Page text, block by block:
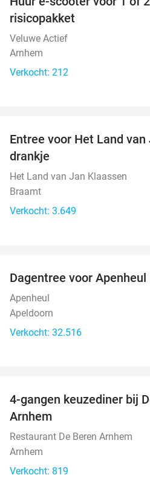
risicopakket
Veluwe Actief
Arnhem
Verkocht: 212
Entree voor Het Land
drankje
Het Land van Jan Klaassen
Braamt
Verkocht: 3.649
Dagentree voor Apenheul
Apenheul
Apeldoorn
Verkocht: 32.516
4-gangen keuzediner bij
Arnhem
Restaurant De Beren Arnhem
Arnhem
Verkocht: 819